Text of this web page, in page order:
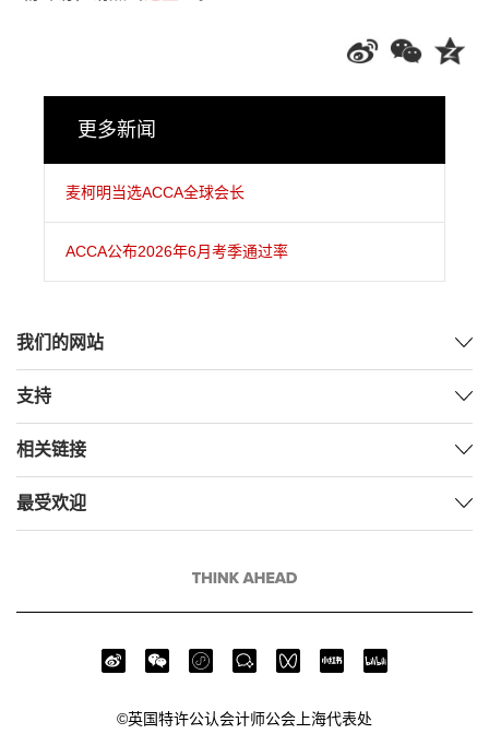
更多新闻
麦柯明当选ACCA全球会长
ACCA公布2026年6月考季通过率
我们的网站
支持
相关链接
最受欢迎
©英国特许公认会计师公会上海代表处